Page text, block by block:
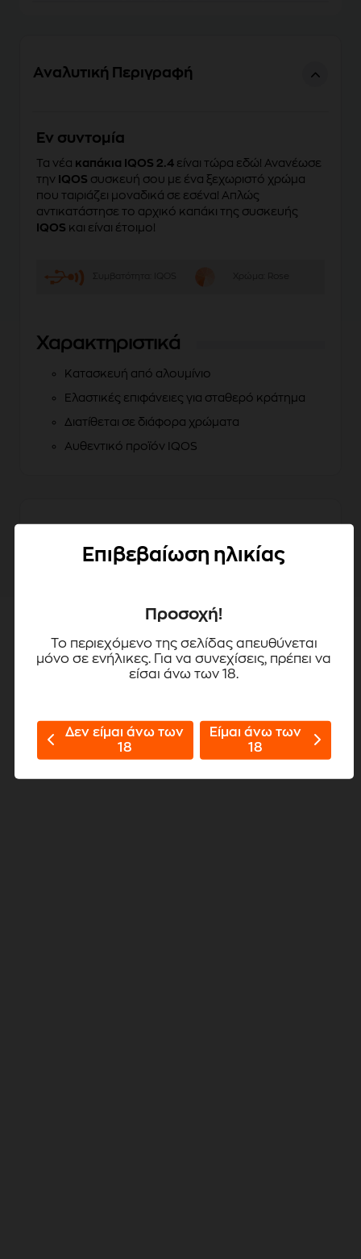
Επιβεβαίωση ηλικίας
Προσοχή!
Το περιεχόμενο της σελίδας απευθύνεται
μόνο σε ενήλικες. Για να συνεχίσεις, πρέπει να
είσαι άνω των 18.
Δεν είμαι άνω των
18
Είμαι άνω των
18
Αναλυτική Περιγραφή
Eν συντομία
Τα νέα καπάκια IQOS 2.4 είναι τώρα εδώ! Ανανέωσε
την IQOS συσκευή σου με ένα ξεχωριστό χρώμα
που ταιριάζει μοναδικά σε εσένα! Απλώς
αντικατάστησε το αρχικό καπάκι της συσκευής
IQOS και είναι έτοιμο!
Χαρακτηριστικά
Κατασκευή από αλουμίνιο
Ελαστικές επιφάνειες για σταθερό κράτημα
Διατίθεται σε διάφορα χρώματα
Αυθεντικό προϊόν IQOS